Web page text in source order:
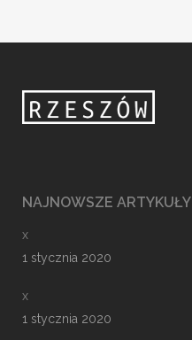
NAJNOWSZE ARTYKUŁY
x
1 stycznia 2020
x
1 stycznia 2020